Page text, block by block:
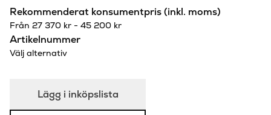
Rekommenderat konsumentpris (inkl. moms)
Från 27 370 kr - 45 200 kr
Artikelnummer
Välj alternativ
Lägg i inköpslista